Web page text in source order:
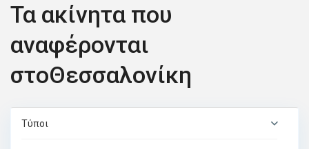
Τα ακίνητα που
αναφέρονται
στοΘεσσαλονίκη
Τύποι